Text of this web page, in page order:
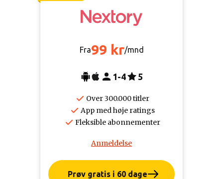
Fra99 kr/mnd
1-4 5
Over 300.000 titler
App med høje ratings
Fleksible abonnementer
Anmeldelse
Prøv gratis i 60 dage